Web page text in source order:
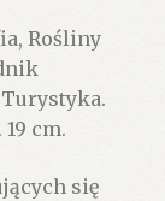
Rośliny
cm.
się